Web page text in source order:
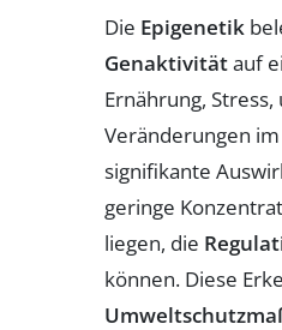
Die Epigenetik
Genaktivitätauf
Ernährung,
Veränderungen im
signifikante
geringe
liegen, die
können. Diese